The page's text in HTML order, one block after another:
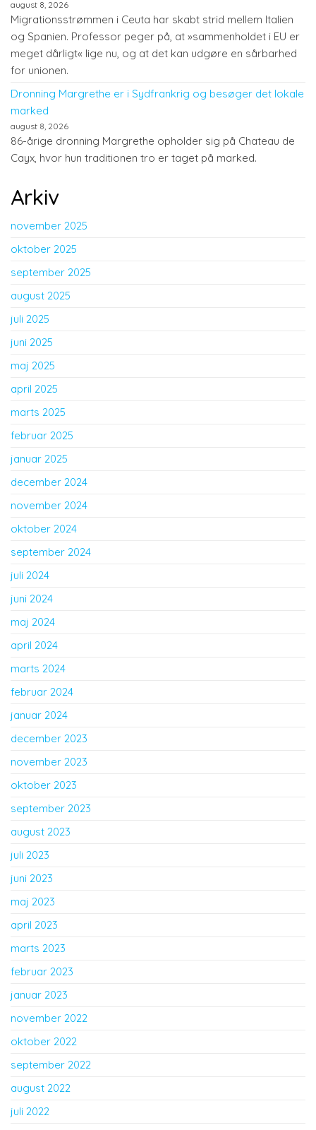
august 8, 2026
Migrationsstrømmen i Ceuta har skabt strid mellem Italien
og Spanien. Professor peger på, at »sammenholdet i EU er
meget dårligt« lige nu, og at det kan udgøre en sårbarhed
for unionen.
Dronning Margrethe er i Sydfrankrig og besøger det lokale
marked
august 8, 2026
86-årige dronning Margrethe opholder sig på Chateau de
Cayx, hvor hun traditionen tro er taget på marked.
Arkiv
november 2025
oktober 2025
september 2025
august 2025
juli 2025
juni 2025
maj 2025
april 2025
marts 2025
februar 2025
januar 2025
december 2024
november 2024
oktober 2024
september 2024
juli 2024
juni 2024
maj 2024
april 2024
marts 2024
februar 2024
januar 2024
december 2023
november 2023
oktober 2023
september 2023
august 2023
juli 2023
juni 2023
maj 2023
april 2023
marts 2023
februar 2023
januar 2023
november 2022
oktober 2022
september 2022
august 2022
juli 2022